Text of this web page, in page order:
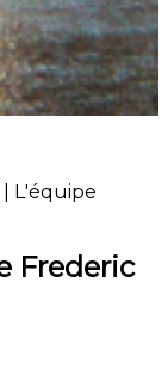
| L'équipe
Frederic